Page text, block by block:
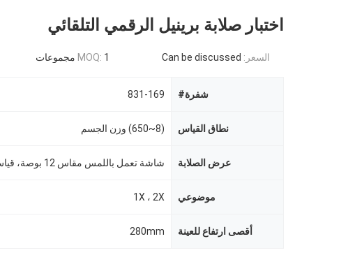
اختبار صلابة برينيل الرقمي التلقائي
السعر: Can be discussed
MOQ: 1 مجموعات
شفرة# 831-169
نطاق القياس (8~650) وزن الجسم
عرض الصلابة
موضوعي 1X ، 2X
أقصى ارتفاع للعينة 280mm